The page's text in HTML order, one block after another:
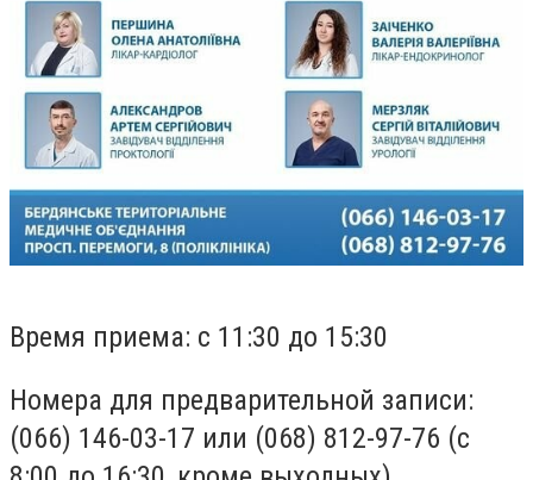
Время приема: с 11:30 до 15:30
Номера для предварительной записи:
(066) 146-03-17 или (068) 812-97-76 (с